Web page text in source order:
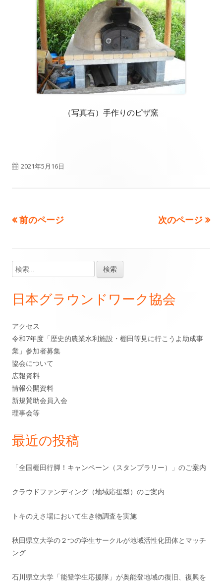
（写真右）手作りのピザ窯
公
2021年5月16日
投
の
ー
ジ
送
り
前のページ 次のページ
メ
イ
サ
イ
ド
バ
ー
検
索:
日本グラウンドワーク協会
アクセス
令和7年度「歴史的農業水利施設・棚田等見に行こうよ助成事
業」参加者募集
協会について
広報資料
情報公開資料
新規賛助会員入会
理事会等
最近の投稿
「全国棚田行脚！キャンペーン（スタンプラリー）」のご案内
クラウドファンディング（地域応援型）のご案内
トキのえさ場において生き物調査を実施
秋田県立大学の２つの学生サークルが地域活性化団体とマッチ
ング
石川県立大学「能登学生応援隊」が奥能登地域の復旧、復興を